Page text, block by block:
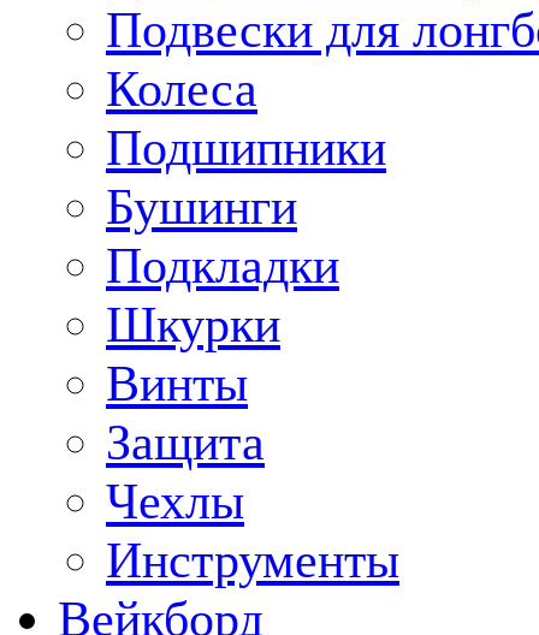
Подвески для
Колеса
Подшипники
Бушинги
Подкладки
Шкурки
Винты
Защита
Чехлы
Инструменты
Вейкборд